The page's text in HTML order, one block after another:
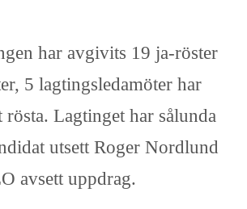
har avgivits 19 ja-röster
5 lagtingsledamöter har
rösta. Lagtinget har sålunda
utsett Roger Nordlund
avsett uppdrag.